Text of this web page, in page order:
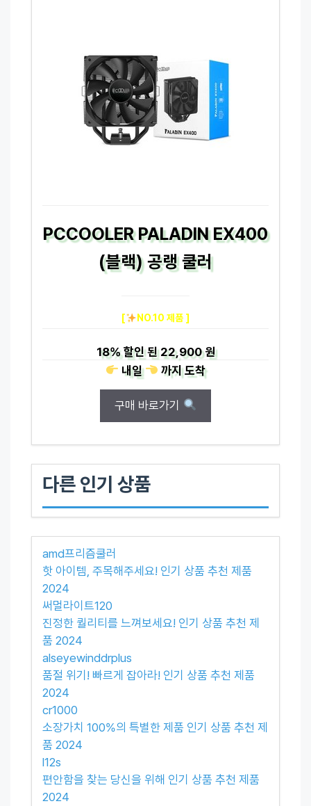
PCCOOLER PALADIN EX400
(블랙) 공랭 쿨러
[ NO.10 제품 ]
18%할인 된22,900 원
내일
까지도착
구매 바로가기
다른 인기 상품
amd프리즘쿨러
핫 아이템, 주목해주세요! 인기 상품 추천 제품
2024
써멀라이트120
진정한 퀄리티를 느껴보세요! 인기 상품 추천 제
품 2024
alseyewinddrplus
품절 위기! 빠르게 잡아라! 인기 상품 추천 제품
2024
cr1000
소장가치 100%의 특별한 제품 인기 상품 추천 제
품 2024
l12s
편안함을 찾는 당신을 위해 인기 상품 추천 제품
2024